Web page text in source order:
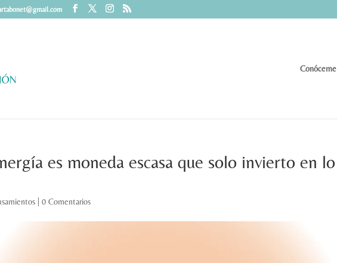
Conóceme
es moneda escasa que solo invierto en lo
|0 Comentarios